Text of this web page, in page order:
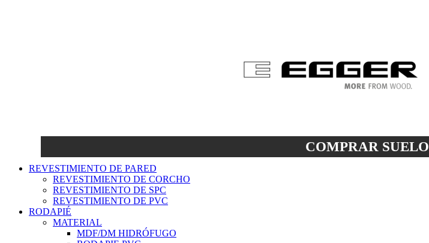
COMPRAR SUELO
REVESTIMIENTO DE PARED
REVESTIMIENTO DE CORCHO
REVESTIMIENTO DE SPC
REVESTIMIENTO DE PVC
RODAPIÉ
MATERIAL
MDF/DM HIDRÓFUGO